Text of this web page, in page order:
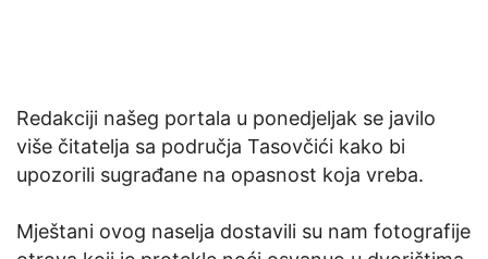
Redakciji našeg portala u ponedjeljak se javilo
više čitatelja sa područja Tasovčići kako bi
upozorili sugrađane na opasnost koja vreba.
Mještani ovog naselja dostavili su nam fotografije